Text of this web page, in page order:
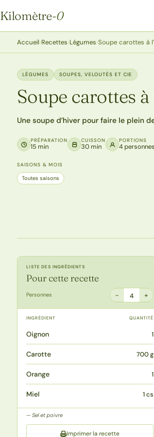
Kilomètre-0
Kilomètre-0
Accueil›Recettes›Légumes›Soupe carottes à
LÉGUMES SOUPES, VELOUTÉS ET CIE
Soupe carottes
Une soupe d’hiver pour faire le plein
PRÉPARATION
15 min
CUISSON
30 min
PORTIONS
4
SAISONS & MOIS
Toutes saisons
LISTE DES INGRÉDIENTS
Pour cette recette
Personnes − 4 +
INGRÉDIENT QUANTITÉ
Oignon 1
Carotte 700 g
Orange 1
Miel 1 cs
Sel et poivre
Imprimer la recette